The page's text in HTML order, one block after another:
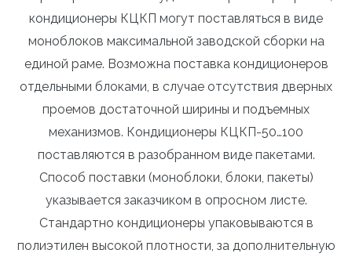
кондиционеры КЦКП могут поставляться в виде
моноблоков максимальной заводской сборки на
единой раме. Возможна поставка кондиционеров
отдельными блоками, в случае отсутствия дверных
проемов достаточной ширины и подъемных
механизмов. Кондиционеры КЦКП-50…100
поставляются в разобранном виде пакетами.
Способ поставки (моноблоки, блоки, пакеты)
указывается заказчиком в опросном листе.
Стандартно кондиционеры упаковываются в
полиэтилен высокой плотности, за дополнительную